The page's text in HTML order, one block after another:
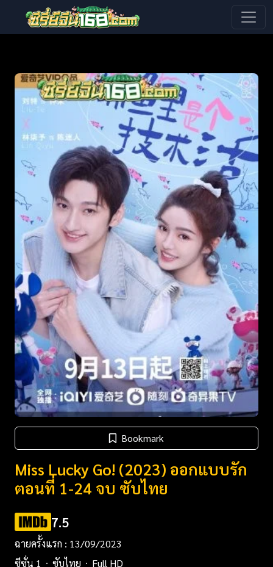
Bookmark
Miss Lucky Go! (2023) ออกแบบรัก
ตอนที่ 1-24 จบ ซับไทย
7.5
ฉายครั้งแรก : 13/09/2023
ซีซั่น 1
ซับไทย
Full HD